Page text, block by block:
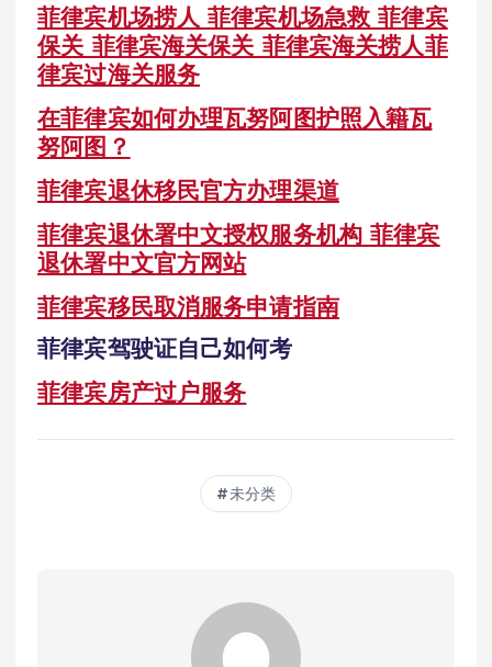
菲律宾机场捞人 菲律宾机场急救 菲律宾
保关 菲律宾海关保关 菲律宾海关捞人菲
律宾过海关服务
在菲律宾如何办理瓦努阿图护照入籍瓦
努阿图？
菲律宾退休移民官方办理渠道
菲律宾退休署中文授权服务机构 菲律宾
退休署中文官方网站
菲律宾移民取消服务申请指南
菲律宾驾驶证自己如何考
菲律宾房产过户服务
未分类